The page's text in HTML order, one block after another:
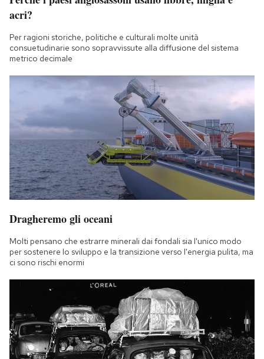
acri?
Per ragioni storiche, politiche e culturali molte unità
consuetudinarie sono sopravvissute alla diffusione del sistema
metrico decimale
Dragheremo gli oceani
Molti pensano che estrarre minerali dai fondali sia l'unico modo
per sostenere lo sviluppo e la transizione verso l'energia pulita, ma
ci sono rischi enormi